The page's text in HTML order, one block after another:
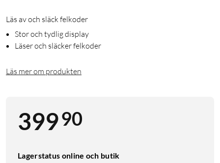
Läs av och släck felkoder
Stor och tydlig display
Läser och släcker felkoder
Läs mer om produkten
39990
Lagerstatus online och butik